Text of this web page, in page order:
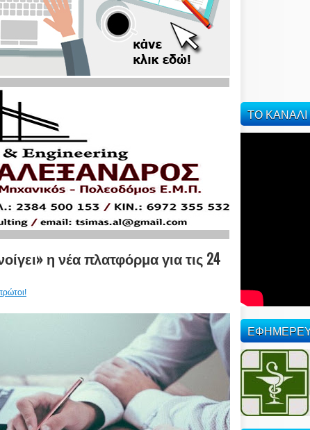
η νέα πλατφόρμα για τις 24
ΤΟ ΚΑΝΑΛΙ